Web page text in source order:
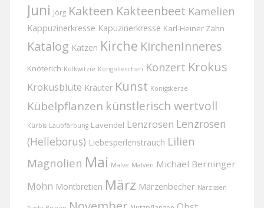
Juni Jörg Kakteen Kakteenbeet Kamelien
Kappuzinerkresse Kapuzinerkresse Karl-Heiner Zahn
Katalog Katzen Kirche KirchenInneres
Knöterich Kolkwitzie Kongolieschen Konzert Krokus
Krokusblüte Kräuter Kunst Königskerze
Kübelpflanzen künstlerisch wertvoll
Kürbis Laubfärbung Lavendel Lenzrosen Lenzrosen
(Helleborus) Liebesperlenstrauch Lilien
Magnolien Mai Malve Malven Michael Berninger
Mohn Montbretien März Märzenbecher Narzissen